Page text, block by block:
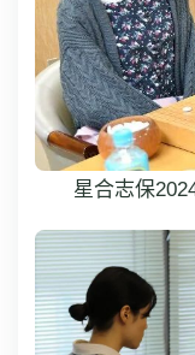
星合志保